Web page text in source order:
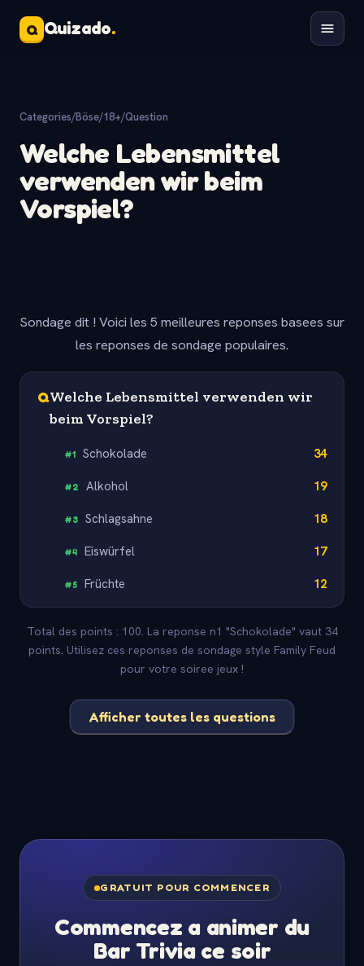
Q Quizado.
Categories/Böse/18+/Question
Welche Lebensmittel
verwenden wir beim
Vorspiel?
Sondage dit ! Voici les 5 meilleures reponses basees sur
les reponses de sondage populaires.
QWelche Lebensmittel verwenden wir
beim Vorspiel?
#1 Schokolade 34
#2 Alkohol 19
#3 Schlagsahne 18
#4 Eiswürfel 17
#5 Früchte 12
Total des points : 100. La reponse n1 "Schokolade" vaut 34
points. Utilisez ces reponses de sondage style Family Feud
pour votre soiree jeux !
Afficher toutes les questions
GRATUIT POUR COMMENCER
Commencez a animer du
Bar Trivia ce soir